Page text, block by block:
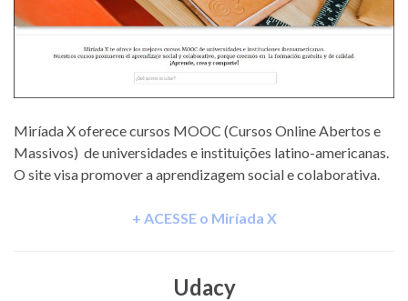
Miríada X oferece cursos MOOC (Cursos Online Abertos e
Massivos) de universidades e instituições latino-americanas.
O site visa promover a aprendizagem social e colaborativa.
+ ACESSE o Miríada X
Udacy